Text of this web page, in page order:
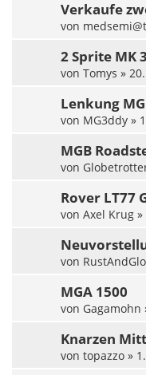
Verkaufe
von
2 Sprite MK
von Tomys »
Lenkung MG
von MG3ddy »
MGB
von
Rover LT77
von Axel Krug »
von
MGA 1500
von Gagamohn
Knarzen
von topazzo »